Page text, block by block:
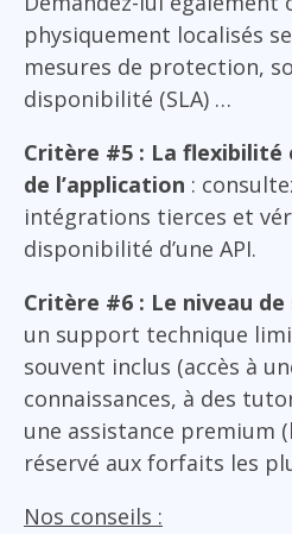
physiquement localisés
mesures de protection,
disponibilité (SLA) …
Critère #5 : La flexibilité
de l’application :
intégrations tierces et
disponibilité d’une API.
Critère #6 : Le niveau
un support technique
souvent inclus (accès à
connaissances, à des
une assistance premium
réservé aux forfaits les
Nos conseils :